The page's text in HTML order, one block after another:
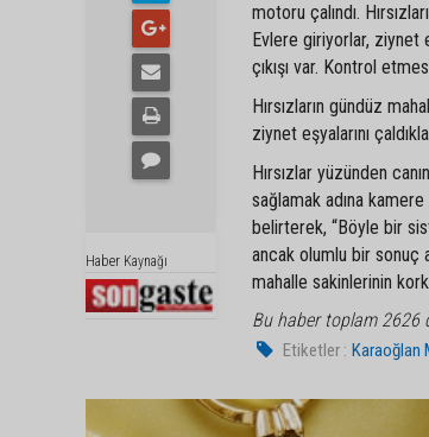
Haber Kaynağı
motoru çalındı.
Evlere giriyorlar, ziynet
çıkışı var. Kontrol
Hırsızların gündüz
ziynet eşyalarını
Hırsızlar yüzünden
sağlamak adına
belirterek, “Böyle bir
ancak olumlu bir sonuç
mahalle sakinlerinin
Bu haber toplam 2626
Etiketler : Karaoğlan